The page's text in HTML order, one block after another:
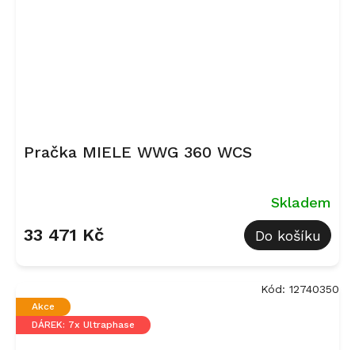
Pračka MIELE WWG 360 WCS
Skladem
33 471 Kč Do košíku
Akce
DÁREK: 7x Ultraphase
Kód: 12740350